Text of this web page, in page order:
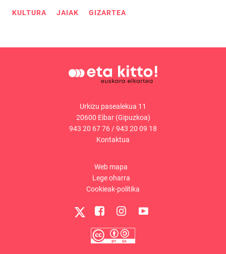
KULTURA JAIAK GIZARTEA
Urkizu pasealekua 11
20600 Eibar (Gipuzkoa)
943 20 67 76/943 20 09 18
Kontaktua
Web mapa
Lege oharra
Cookieak-politika